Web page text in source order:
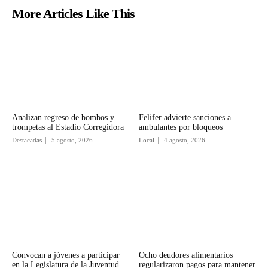
More Articles Like This
Analizan regreso de bombos y
trompetas al Estadio Corregidora
Destacadas 5 agosto, 2026
Felifer advierte sanciones a
ambulantes por bloqueos
Local 4 agosto, 2026
Convocan a jóvenes a participar
en la Legislatura de la Juventud
Ocho deudores alimentarios
regularizaron pagos para mantener